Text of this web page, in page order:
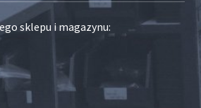
sklepu i magazynu: